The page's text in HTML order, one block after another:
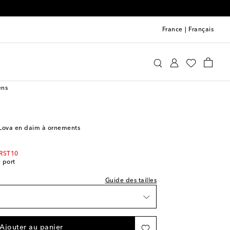
France Français
en daim à ornements
port
Guide des tailles
Ajouter au panier